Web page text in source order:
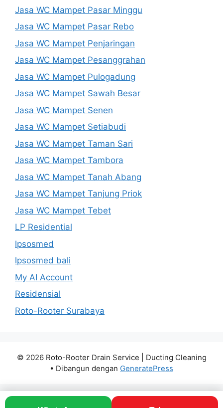
Jasa WC Mampet Pasar Minggu
Jasa WC Mampet Pasar Rebo
Jasa WC Mampet Penjaringan
Jasa WC Mampet Pesanggrahan
Jasa WC Mampet Pulogadung
Jasa WC Mampet Sawah Besar
Jasa WC Mampet Senen
Jasa WC Mampet Setiabudi
Jasa WC Mampet Taman Sari
Jasa WC Mampet Tambora
Jasa WC Mampet Tanah Abang
Jasa WC Mampet Tanjung Priok
Jasa WC Mampet Tebet
LP Residential
lpsosmed
lpsosmed bali
My AI Account
Residensial
Roto-Rooter Surabaya
© 2026 Roto-Rooter Drain Service | Ducting Cleaning
• Dibangun dengan GeneratePress